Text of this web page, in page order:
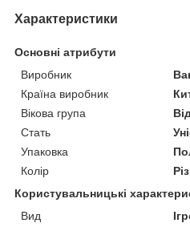
Характеристики
Основні атрибути
Виробник
Країна виробник
Вікова група
Стать
Упаковка
Колір
Користувальницькі
Вид